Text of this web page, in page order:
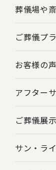
葬儀場や
神奈川
東京都
ご葬儀プ
お客様の声
アフター
ご葬儀展
サン・ラ